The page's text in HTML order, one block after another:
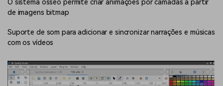
O sistema ósseo permite criar animações por camadas a partir
de imagens bitmap
Suporte de som para adicionar e sincronizar narrações e músicas
com os vídeos